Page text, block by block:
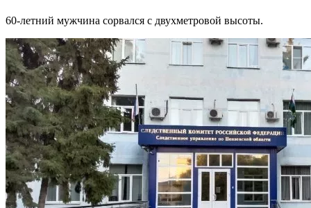
60-летний мужчина сорвался с двухметровой высоты.